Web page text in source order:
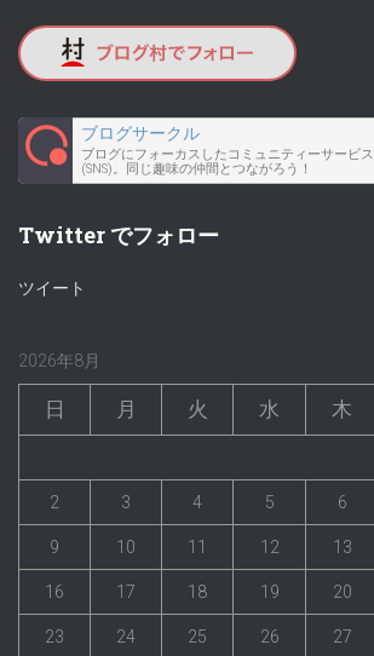
ブログサークル
ブログにフォーカスしたコミュニティーサービス
(SNS)。同じ趣味の仲間とつながろう！
Twitter でフォロー
ツイート
2026年8月
日 月 火 水 木
2 3 4 5 6
9 10 11 12 13
16 17 18 19 20
23 24 25 26 27